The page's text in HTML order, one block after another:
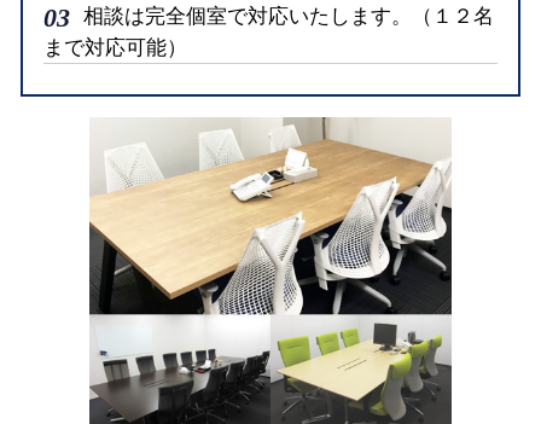
03 相談は完全個室で対応いたします。（１２名
まで対応可能）